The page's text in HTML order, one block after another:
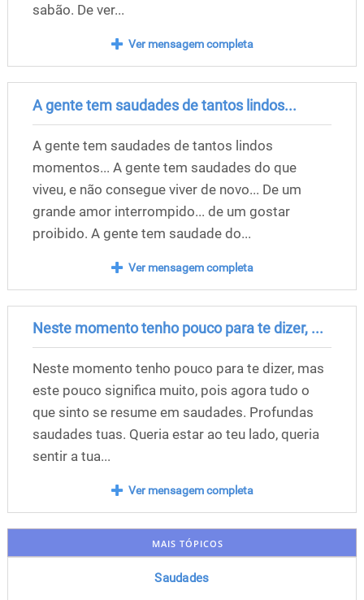
sabão. De ver...
Ver mensagem completa
A gente tem saudades de tantos lindos...
A gente tem saudades de tantos lindos
momentos... A gente tem saudades do que
viveu, e não consegue viver de novo... De um
grande amor interrompido... de um gostar
proibido. A gente tem saudade do...
Ver mensagem completa
Neste momento tenho pouco para te dizer, ...
Neste momento tenho pouco para te dizer, mas
este pouco significa muito, pois agora tudo o
que sinto se resume em saudades. Profundas
saudades tuas. Queria estar ao teu lado, queria
sentir a tua...
Ver mensagem completa
MAIS TÓPICOS
Saudades